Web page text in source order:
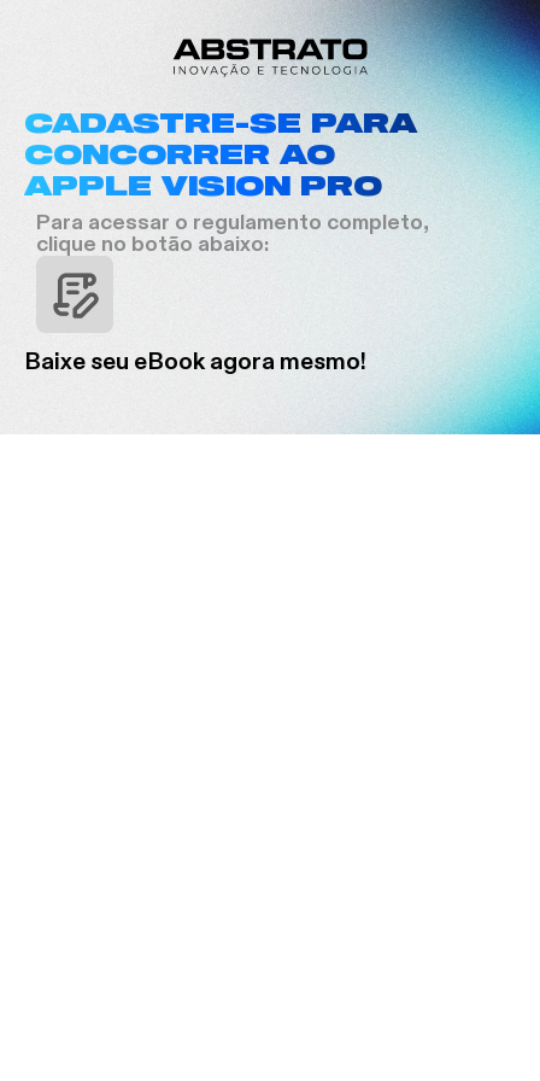
CADASTRE-SE PARA
CONCORRER AO
APPLE VISION PRO
Para acessar o regulamento completo,
clique no botão abaixo:
Baixe seu eBook agora mesmo!